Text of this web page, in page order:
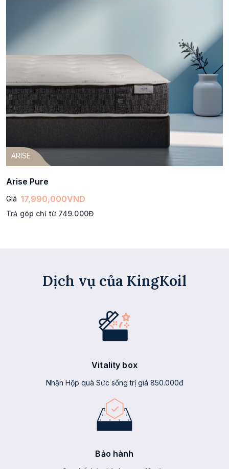
ARISE
Arise Pure
Giá 17,990,000VND
Trả góp chỉ từ 749.000Đ
Dịch vụ của KingKoil
Vitality box
Nhận Hộp quà Sức sống trị giá 850.000đ
Bảo hành